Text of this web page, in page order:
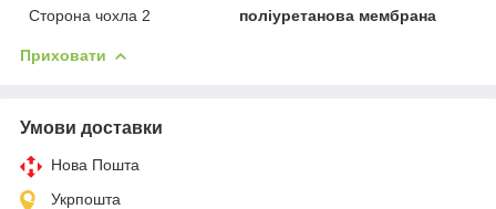
Сторона чохла 2
поліуретанова мембрана
Приховати
Умови доставки
Нова Пошта
Укрпошта